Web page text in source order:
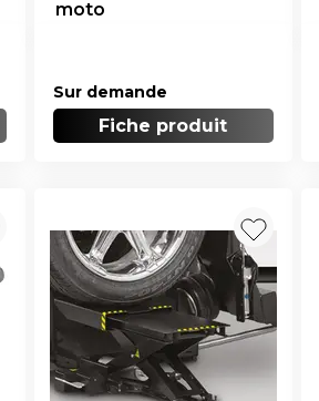
moto
Sur demande
Fiche produit